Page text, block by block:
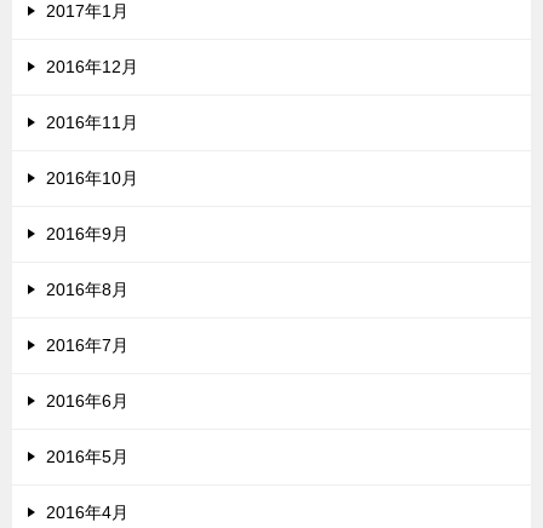
2017年1月
2016年12月
2016年11月
2016年10月
2016年9月
2016年8月
2016年7月
2016年6月
2016年5月
2016年4月